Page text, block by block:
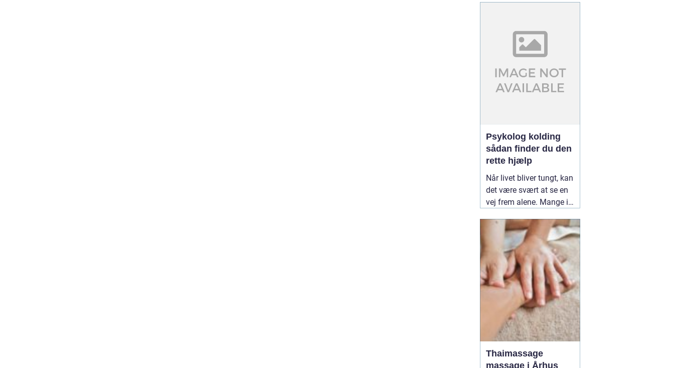
hverdag til noget særligt.
I Aalborg er interessen
for klassisk dansk f...
Psykolog kolding
sådan finder du den
rette hjælp
Når livet bliver tungt, kan
det være svært at se en
vej frem alene. Mange i
professionel støtte, når
mistrivsel, stress eller
konflikter i nære
relationer fylder for
meget. En12 March
2026
Thaimassage
massage i Århus